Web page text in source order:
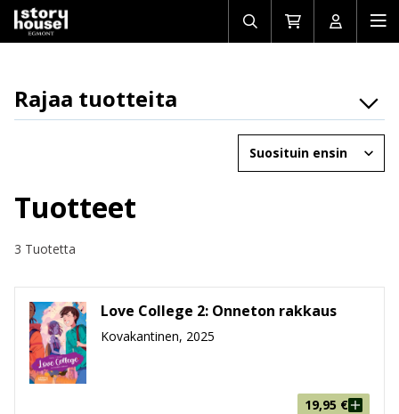
Avaa/sulje
haku
Siirry
ostoskoriin
Avaa/
Rajaa tuotteita
Osasto
Tuotemuoto
Hinta
Järjestä
Tuotteet
3 Tuotetta
Love College 2: Onneton rakkaus
Kovakantinen, 2025
19,95 €